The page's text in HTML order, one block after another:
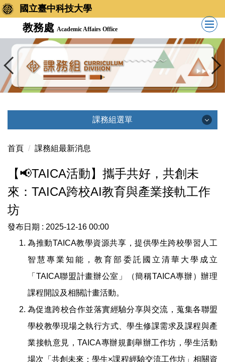
國立臺中科技大學
教務處 Academic Affairs Office
課務組選單
課務組選單
課務組簡介
表單下載
常見問題
課程標準
首頁 課務組最新消息
【📢TAICA活動】攜手共好，共創未
來：TAICA跨校AI教育與產業接軌工作
坊
發布日期 : 2025-12-16 00:00
為推動TAICA教學資源共享，提供學生跨校學習人工
智慧專業知能，教育部委託國立清華大學成立
「TAICA聯盟計畫辦公室」（簡稱TAICA專辦）辦理
課程開設及相關計畫活動。
為促進跨校合作並落實經驗分享與交流，蒐集各聯盟
學校教學現場之執行方式、學生修課需求及課程與產
業接軌意見，TAICA專辦規劃舉辦工作坊，學生活動
場次「共創未來：學生×課程經驗交流工作坊」相關資